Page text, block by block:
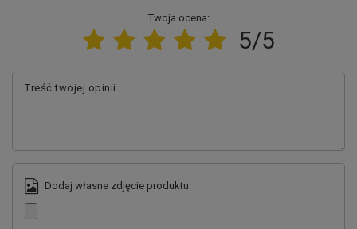
że to doskonały dodatek do wielu różnych miejsc takich jak:
pokój nastolatka, salon w stylu pop art, barber shop, pub,
Twoja ocena:
5/5
Treść twojej opinii
Dodaj własne zdjęcie produktu: